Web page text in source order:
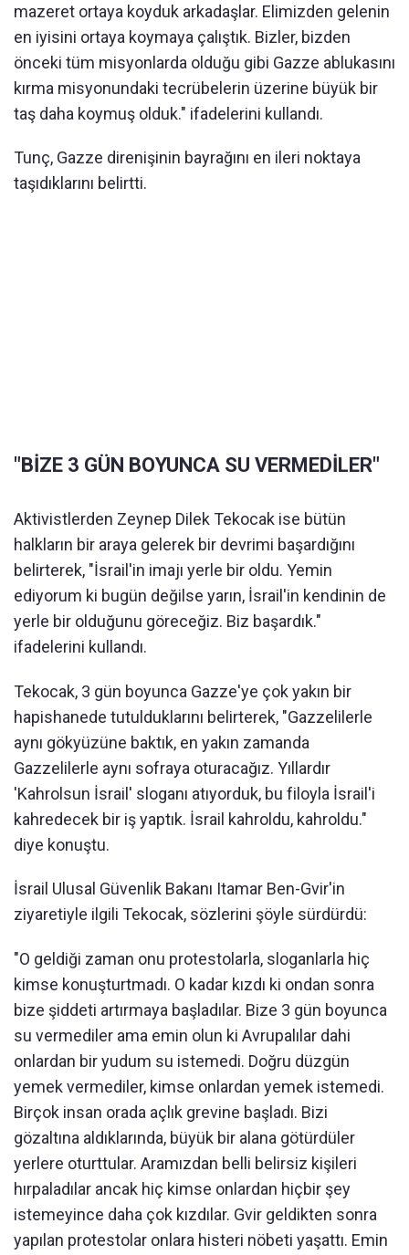
mazeret ortaya koyduk arkadaşlar. Elimizden gelenin
en iyisini ortaya koymaya çalıştık. Bizler, bizden
önceki tüm misyonlarda olduğu gibi Gazze ablukasını
kırma misyonundaki tecrübelerin üzerine büyük bir
taş daha koymuş olduk." ifadelerini kullandı.
Tunç, Gazze direnişinin bayrağını en ileri noktaya
taşıdıklarını belirtti.
"BİZE 3 GÜN BOYUNCA SU VERMEDİLER"
Aktivistlerden Zeynep Dilek Tekocak ise bütün
halkların bir araya gelerek bir devrimi başardığını
belirterek, "İsrail'in imajı yerle bir oldu. Yemin
ediyorum ki bugün değilse yarın, İsrail'in kendinin de
yerle bir olduğunu göreceğiz. Biz başardık."
ifadelerini kullandı.
Tekocak, 3 gün boyunca Gazze'ye çok yakın bir
hapishanede tutulduklarını belirterek, "Gazzelilerle
aynı gökyüzüne baktık, en yakın zamanda
Gazzelilerle aynı sofraya oturacağız. Yıllardır
'Kahrolsun İsrail' sloganı atıyorduk, bu filoyla İsrail'i
kahredecek bir iş yaptık. İsrail kahroldu, kahroldu."
diye konuştu.
İsrail Ulusal Güvenlik Bakanı Itamar Ben-Gvir'in
ziyaretiyle ilgili Tekocak, sözlerini şöyle sürdürdü:
"O geldiği zaman onu protestolarla, sloganlarla hiç
kimse konuşturtmadı. O kadar kızdı ki ondan sonra
bize şiddeti artırmaya başladılar. Bize 3 gün boyunca
su vermediler ama emin olun ki Avrupalılar dahi
onlardan bir yudum su istemedi. Doğru düzgün
yemek vermediler, kimse onlardan yemek istemedi.
Birçok insan orada açlık grevine başladı. Bizi
gözaltına aldıklarında, büyük bir alana götürdüler
yerlere oturttular. Aramızdan belli belirsiz kişileri
hırpaladılar ancak hiç kimse onlardan hiçbir şey
istemeyince daha çok kızdılar. Gvir geldikten sonra
yapılan protestolar onlara histeri nöbeti yaşattı. Emin